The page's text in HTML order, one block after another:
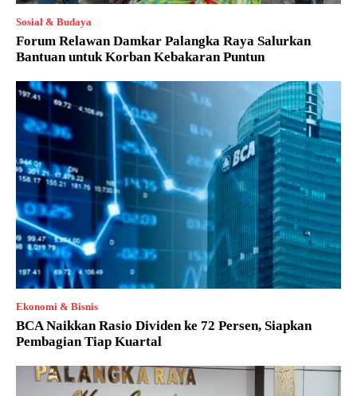
Sosial & Budaya
Forum Relawan Damkar Palangka Raya Salurkan
Bantuan untuk Korban Kebakaran Puntun
Ekonomi & Bisnis
BCA Naikkan Rasio Dividen ke 72 Persen, Siapkan
Pembagian Tiap Kuartal